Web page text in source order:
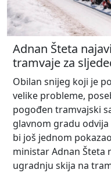
Adnan Šteta
tramvaje za
Obilan snijeg koji je
velike probleme,
pogođen tramvajski
glavnom gradu
bi još jednom
ministar Adnan Šteta
ugradnju skija na